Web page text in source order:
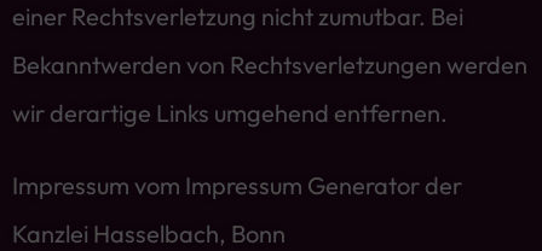
einer Rechtsverletzung nicht zumutbar. Bei
Bekanntwerden von Rechtsverletzungen werden
wir derartige Links umgehend entfernen.
Impressum vom Impressum Generator der
Kanzlei Hasselbach, Bonn